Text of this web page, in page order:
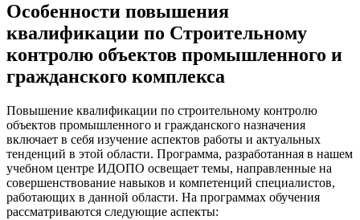
Особенности повышения
квалификации по Строительному
контролю объектов промышленного и
гражданского комплекса
Повышение квалификации по строительному контролю
объектов промышленного и гражданского назначения
включает в себя изучение аспектов работы и актуальных
тенденций в этой области. Программа, разработанная в нашем
учебном центре ИДОПО освещает темы, направленные на
совершенствование навыков и компетенций специалистов,
работающих в данной области. На программах обучения
рассматриваются следующие аспекты: